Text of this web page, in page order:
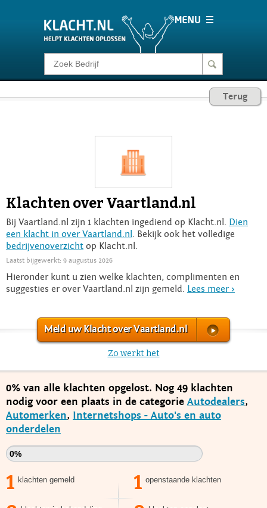
Klacht melden
Login
Terug
Klachten over Vaartland.nl
Bij Vaartland.nl zijn 1 klachten ingediend op Klacht.nl. Dien
een klacht in over Vaartland.nl
. Bekijk ook het volledige
bedrijvenoverzicht op Klacht.nl.
Laatst bijgewerkt: 9 augustus 2026
Hieronder kunt u zien welke klachten, complimenten en
suggesties er over Vaartland.nl zijn gemeld. Lees meer >
Meld uw Klacht over Vaartland.nl
Zo werkt het
0% van alle klachten opgelost. Nog 49 klachten
nodig voor een plaats in de categorie Autodealers,
Automerken, Internetshops - Auto's en auto
onderdelen
0%
1 klachten gemeld 1 openstaande klachten